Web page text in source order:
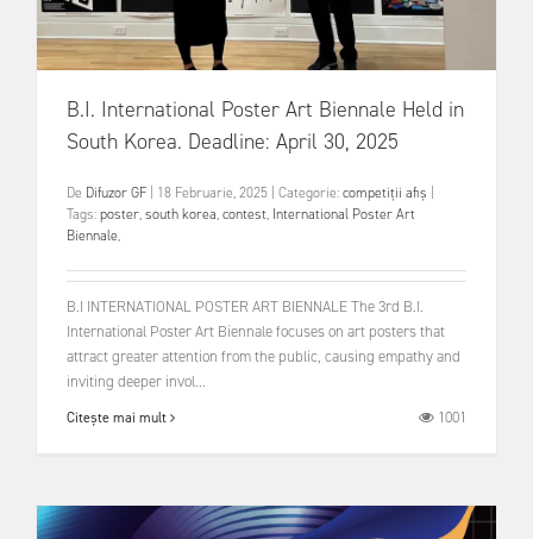
B.I. International Poster Art Biennale Held in
South Korea. Deadline: April 30, 2025
De Difuzor GF 18 Februarie, 2025 Categorie:competiții afiș
Tags:poster,south korea,contest, International Poster Art
Biennale,
B.I INTERNATIONAL POSTER ART BIENNALE The 3rd B.I.
International Poster Art Biennale focuses on art posters that
attract greater attention from the public, causing empathy and
inviting deeper invol...
Citește mai mult 1001